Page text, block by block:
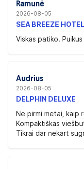
Ramunė
2026-08-05
SEA BREEZE HOTEL
Viskas patiko.
Audrius
2026-08-05
DELPHIN DELUXE
Ne pirmi metai, kaip
Kompaktiškas
Tikrai dar nekart